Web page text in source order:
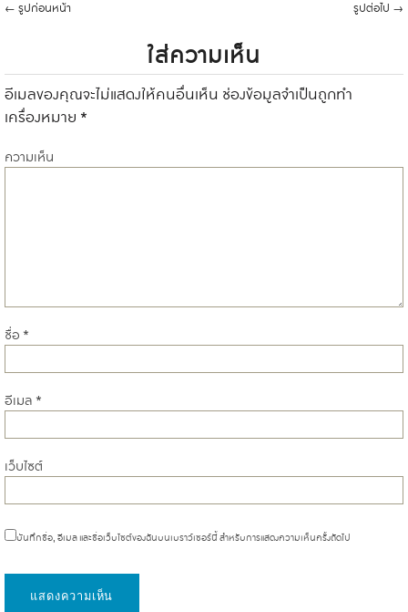
← รูปก่อนหน้า รูปต่อไป →
ใส่ความเห็น
อีเมลของคุณจะไม่แสดงให้คนอื่นเห็น ช่องข้อมูลจำเป็นถูกทำ
เครื่องหมาย *
ความเห็น
ชื่อ *
อีเมล *
เว็บไซต์
บันทึกชื่อ, อีเมล และชื่อเว็บไซต์ของฉันบนเบราว์เซอร์นี้ สำหรับการแสดงความเห็นครั้งถัดไป